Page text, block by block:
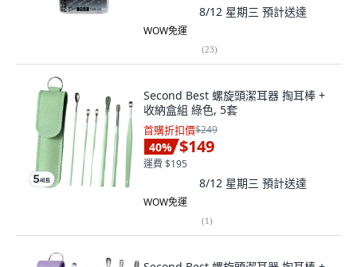
8/12 星期三 預計送達
WOW免運
(23)
Second Best 螺旋頭潔耳器 掏耳棒 +
收納盒組 綠色, 5套
首購折扣價$249
40% $149
運費 $195
8/12 星期三 預計送達
WOW免運
(1)